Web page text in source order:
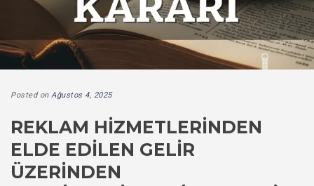
Posted on Ağustos 4, 2025
REKLAM HIZMETLERINDEN
ELDE EDILEN GELIR
ÜZERINDEN